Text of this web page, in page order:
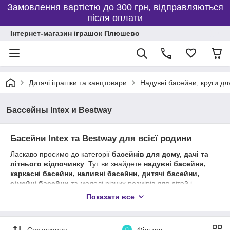
Замовлення вартістю до 300 грн, відправляються
після оплати
Інтернет-магазин іграшок Плюшево
Дитячі іграшки та канцтовари Надувні басейни, круги
Бассейны Intex и Bestway
Басейни Intex та Bestway для всієї родини
Ласкаво просимо до категорії басейнів для дому, дачі та
літнього відпочинку . Тут ви знайдете надувні басейни,
каркасні басейни, наливні басейни, дитячі басейни,
сімейні басейни та моделі різних розмірів для дітей і
Bestway, які відрізняються високою якістю матеріалів,
простим встановленням та довговічністю.
Показати все